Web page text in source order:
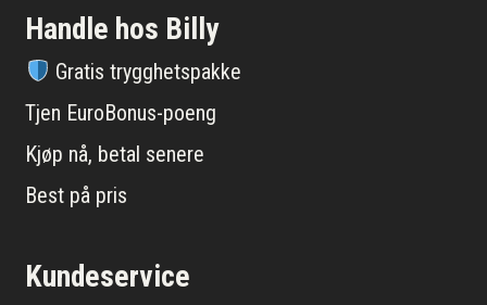
Handle hos Billy
Gratis trygghetspakke
Tjen EuroBonus-poeng
Kjøp nå, betal senere
Best på pris
Kundeservice